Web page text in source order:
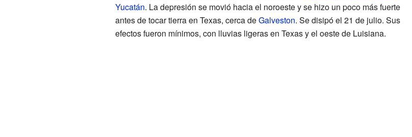
Yucatán. La depresión se movió hacia el noroeste y se hizo un poco más fuerte
antes de tocar tierra en Texas, cerca deGalveston. Se disipó el 21 de julio. Sus
efectos fueron mínimos, con lluvias ligeras en Texas y el oeste de Luisiana.